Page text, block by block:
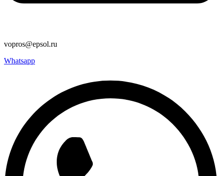
vopros@epsol.ru
Whatsapp